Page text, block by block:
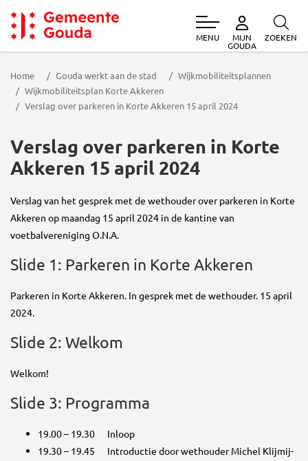
Gemeente Gouda
MENU MIJN
GOUDA
ZOEKEN
Home Gouda werkt aan de stad
Wijkmobiliteitsplannen
Wijkmobiliteitsplan Korte Akkeren
Verslag over parkeren in Korte Akkeren 15 april 2024
Verslag over parkeren in Korte
Akkeren 15 april 2024
Verslag van het gesprek met de wethouder over parkeren in Korte
Akkeren op maandag 15 april 2024 in de kantine van
voetbalvereniging O.N.A.
Slide 1: Parkeren in Korte Akkeren
Parkeren in Korte Akkeren. In gesprek met de wethouder. 15 april
2024.
Slide 2: Welkom
Welkom!
Slide 3: Programma
19.00 – 19.30 Inloop
19.30 – 19.45 Introductie door wethouder Michel Klijmij-